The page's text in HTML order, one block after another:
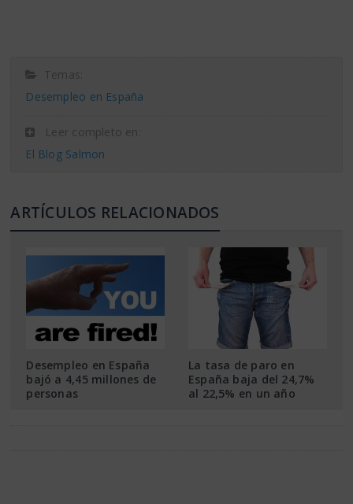
Temas:
Desempleo en España
Leer completo en:
El Blog Salmon
ARTÍCULOS RELACIONADOS
Desempleo en España
bajó a 4,45 millones de
personas
La tasa de paro en
España baja del 24,7%
al 22,5% en un año